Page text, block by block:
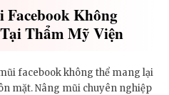
Không
Thẩm Mỹ Viện
facebook không thể mang lại
mặt. Nâng mũi chuyên nghiệp